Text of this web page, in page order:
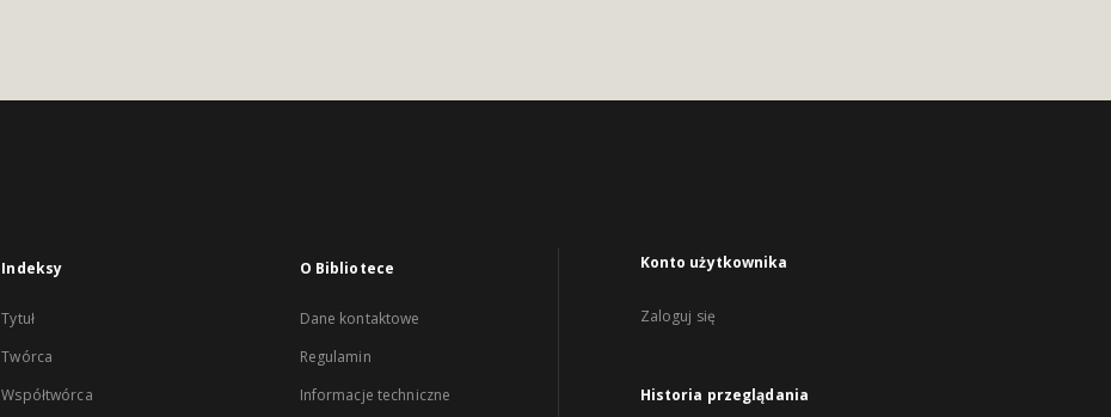
Indeksy
Tytuł
Twórca
Współtwórca
O Bibliotece
Dane kontaktowe
Regulamin
Informacje techniczne
Konto użytkownika
Zaloguj się
Historia przeglądania